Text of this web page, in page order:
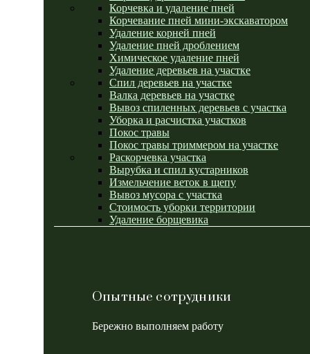
Корчевка и удаление пней
Корчевание пней мини-экскаватором
Удаление корней пней
Удаление пней дроблением
Химическое удаление пней
Удаление деревьев на участке
Спил деревьев на участке
Валка деревьев на участке
Вывоз спиленных деревьев с участка
Уборка и расчистка участков
Покос травы
Покос травы триммером на участке
Раскорчевка участка
Вырубка и спил кустарников
Измельчение веток в щепу
Вывоз мусора с участка
Стоимость уборки территории
Удаление борщевика
Опытные сотрудники
Бережно выполняем работу